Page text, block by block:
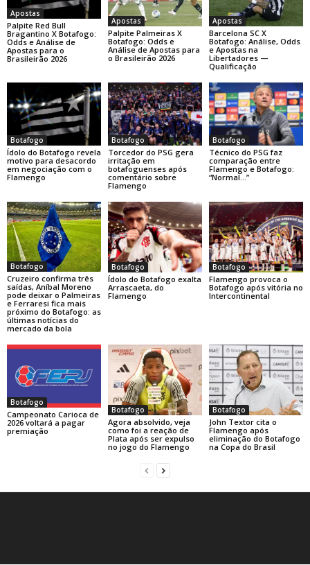
Apostas
Palpite Red Bull
Bragantino X Botafogo:
Odds e Análise de
Apostas para o
Brasileirão 2026
Apostas
Palpite Palmeiras X
Botafogo: Odds e
Análise de Apostas para
o Brasileirão 2026
Apostas
Barcelona SC X
Botafogo: Análise, Odds
e Apostas na
Libertadores —
Qualificação
Botafogo
Ídolo do Botafogo revela
motivo para desacordo
em negociação com o
Flamengo
Botafogo
Torcedor do PSG gera
irritação em
botafoguenses após
comentário sobre
Flamengo
Botafogo
Técnico do PSG faz
comparação entre
Flamengo e Botafogo:
“Normal…”
Botafogo
Cruzeiro confirma três
saídas, Aníbal Moreno
pode deixar o Palmeiras
e Ferraresi fica mais
próximo do Botafogo: as
últimas notícias do
mercado da bola
Botafogo
Ídolo do Botafogo exalta
Arrascaeta, do
Flamengo
Botafogo
Flamengo provoca o
Botafogo após vitória no
Intercontinental
Botafogo
Campeonato Carioca de
2026 voltará a pagar
premiação
Botafogo
Agora absolvido, veja
como foi a reação de
Plata após ser expulso
no jogo do Flamengo
Botafogo
John Textor cita o
Flamengo após
eliminação do Botafogo
na Copa do Brasil